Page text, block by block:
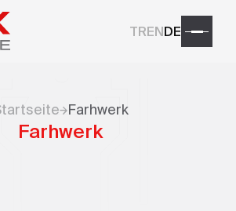
TRENDE
Farhwerk
Farhwerk